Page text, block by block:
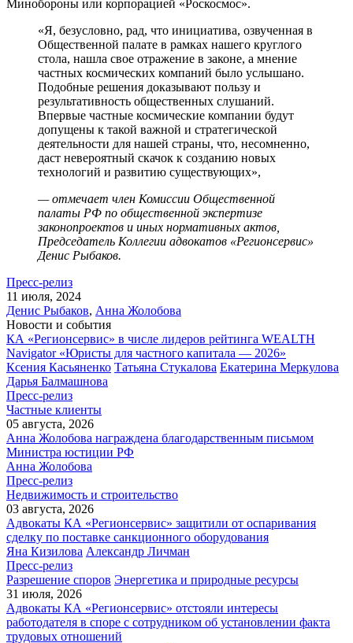
Минобороны или корпорацией «Роскосмос».
«Я, безусловно, рад, что инициатива, озвученная в
Общественной палате в рамках нашего круглого
стола, нашла свое отражение в законе, а мнение
частных космических компаний было услышано.
Подобные решения доказывают пользу и
результативность общественных слушаний.
Впервые частные космические компании будут
допущены к такой важной и стратегической
деятельности для нашей страны, что, несомненно,
даст невероятный скачок к созданию новых
технологий и развитию существующих»,
— отмечает член Комиссии Общественной
палаты РФ по общественной экспертизе
законопроектов и иных нормативных актов,
Председатель Коллегии адвокатов «Регионсервис»
Денис Рыбаков.
Пресс-релиз
11 июля, 2024
Денис Рыбаков, Анна Жолобова
Новости и события
КА «Регионсервис» в числе лидеров рейтинга WEALTH
Navigator «Юристы для частного капитала — 2026»
Ксения Касьяненко Татьяна Стукалова Екатерина Меркулова
Дарья Балмашнова
Пресс-релиз
Частные клиенты
05 августа, 2026
Анна Жолобова награждена благодарственным письмом
Министра юстиции РФ
Анна Жолобова
Пресс-релиз
Недвижимость и строительство
03 августа, 2026
Адвокаты КА «Регионсервис» защитили от оспаривания
сделку по поставке санкционного оборудования
Яна Кизилова Александр Личман
Пресс-релиз
Разрешение споров Энергетика и природные ресурсы
31 июля, 2026
Адвокаты КА «Регионсервис» отстояли интересы
работодателя в споре с сотрудником об установлении факта
трудовых отношений